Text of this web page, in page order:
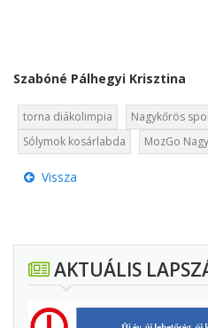
Szabóné Pálhegyi Krisztina
torna diákolimpia Nagykőrös
Sólymok kosárlabda
MozGo
Vissza
AKTUÁLIS